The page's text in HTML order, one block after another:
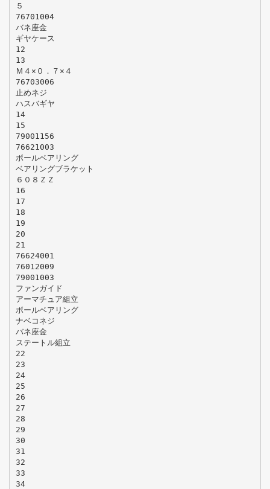
５
76701004
バネ座金
ギヤケース
12
13
Ｍ４×０．７×４
76703006
止めネジ
ハスバギヤ
14
15
79001156
76621003
ボールベアリング
ベアリングブラケット
６０８ＺＺ
16
17
18
19
20
21
76624001
76012009
79001003
ファンガイド
アーマチュア組立
ボールベアリング
ナベコネジ
バネ座金
ステートル組立
22
23
24
25
26
27
28
29
30
31
32
33
34